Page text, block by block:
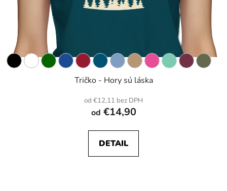
Tričko - Hory sú láska
od €12,11 bez DPH
od €14,90
DETAIL